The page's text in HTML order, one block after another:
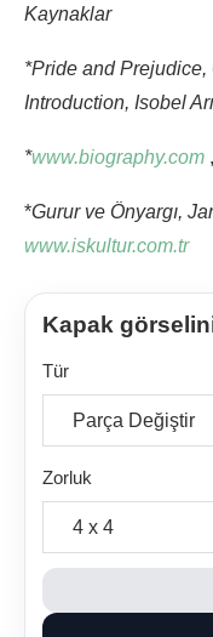
Kaynaklar
*Pride and
Introduction, Isobel
*www.biography.com ,
*Gurur ve Önyargı,
www.iskultur.com.tr
Kapak
Tür
Zorluk